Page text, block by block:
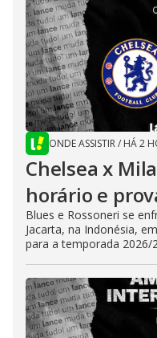
ONDE ASSISTIR/ HÁ 2
Chelsea x
horário e
Blues e Rossoneri se
Jacarta, na Indonésia,
para a temporada 2026/